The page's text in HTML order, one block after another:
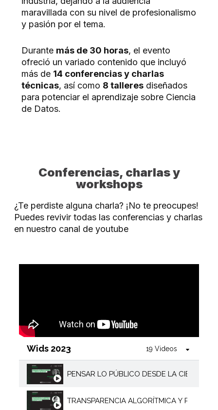
maravillada con su nivel de profesionalismo
y pasión por el tema.
Durante más de 30 horas, el evento
ofreció un variado contenido que incluyó
más de 14 conferencias y charlas
técnicas, así como 8 talleresdiseñados
para potenciar el aprendizaje sobre Ciencia
de Datos.
Conferencias, charlas y
workshops
¿Te perdiste alguna charla? ¡No te preocupes!
Puedes revivir todas las conferencias y charlas
en nuestro canal de youtube
Wids 2023 19 Videos
PENSAR LO PÚBLICO DESDE LA CIENCIA
TRANSPARENCIA ALGORÍTMICA Y